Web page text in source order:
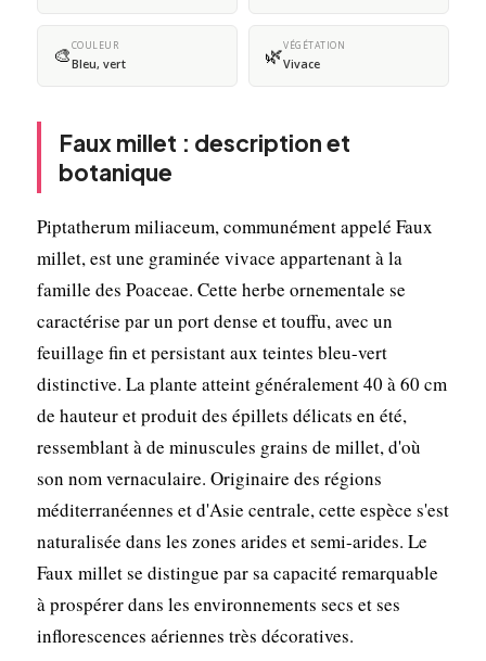
🎨COULEUR
Bleu, vert 🌿VÉGÉTATION
Vivace
Faux millet : description et
botanique
Piptatherum miliaceum, communément appelé Faux
millet, est une graminée vivace appartenant à la
famille des Poaceae. Cette herbe ornementale se
caractérise par un port dense et touffu, avec un
feuillage fin et persistant aux teintes bleu-vert
distinctive. La plante atteint généralement 40 à 60 cm
de hauteur et produit des épillets délicats en été,
ressemblant à de minuscules grains de millet, d'où
son nom vernaculaire. Originaire des régions
méditerranéennes et d'Asie centrale, cette espèce s'est
naturalisée dans les zones arides et semi-arides. Le
Faux millet se distingue par sa capacité remarquable
à prospérer dans les environnements secs et ses
inflorescences aériennes très décoratives.